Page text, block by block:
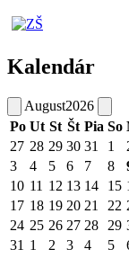
Kalendár
August2026
Po Ut St Št Pia So
27 28 29 30 31 1
3
4 5 6 7 8
10 11 12 13 14 15
17 18 19 20 21 22
24 25 26 27 28 29
31 1 2 3 4 5